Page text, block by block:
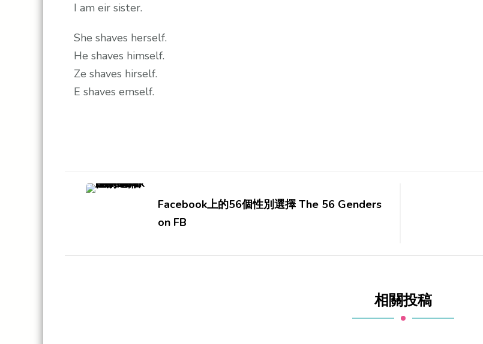
I am eir sister.
She shaves herself.
He shaves himself.
Ze shaves hirself.
E shaves emself.
Post
NavigationFacebook上的56個性別選擇 The 56 Genders
on FB
相關投稿